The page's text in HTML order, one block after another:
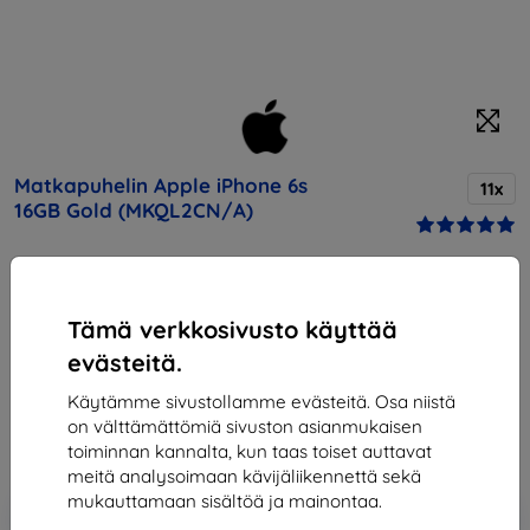
Tämä verkkosivusto käyttää
evästeitä.
Käytämme sivustollamme evästeitä. Osa niistä
on välttämättömiä sivuston asianmukaisen
toiminnan kannalta, kun taas toiset auttavat
meitä analysoimaan kävijäliikennettä sekä
mukauttamaan sisältöä ja mainontaa.
Matkapuhelin Apple iPhone 6s
16GB Gold (MKQL2CN/A)
11x
lisävarusteista!
382,90 €
344,61 €
-10%
Alennus kupongilla